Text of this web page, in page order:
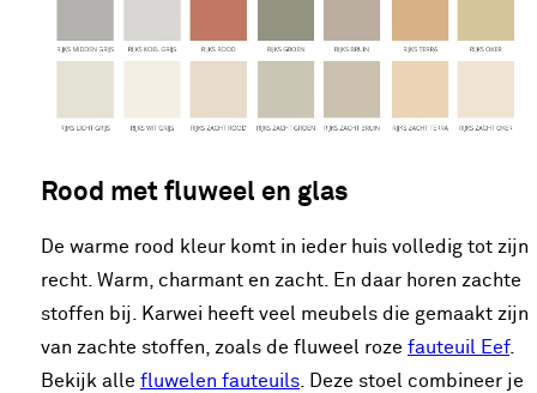
Rood met fluweel en glas
De warme rood kleur komt in ieder huis volledig tot zijn
recht. Warm, charmant en zacht. En daar horen zachte
stoffen bij. Karwei heeft veel meubels die gemaakt zijn
van zachte stoffen, zoals de fluweel roze fauteuil Eef.
Bekijk alle fluwelen fauteuils . Deze stoel combineer je